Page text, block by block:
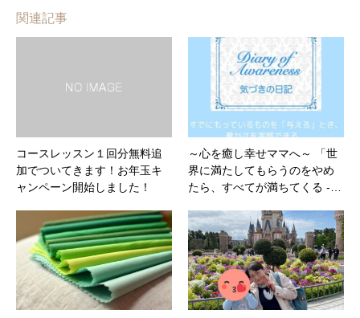
関連記事
コースレッスン１回分無料追
加でついてきます！お年玉キ
ャンペーン開始しました！
～心を癒し幸せママへ～ 「世
界に満たしてもらうのをやめ
たら、すべてが満ちてくる -…